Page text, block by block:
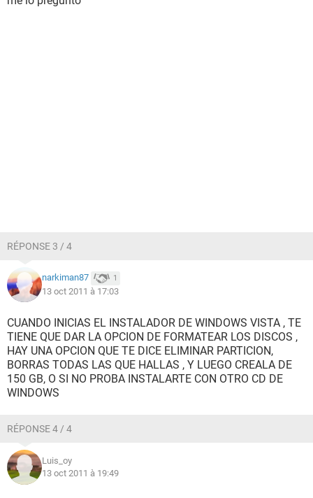
RÉPONSE 3 / 4
narkiman87 1
13 oct 2011 à 17:03
CUANDO INICIAS EL INSTALADOR DE WINDOWS VISTA , TE
TIENE QUE DAR LA OPCION DE FORMATEAR LOS DISCOS ,
HAY UNA OPCION QUE TE DICE ELIMINAR PARTICION,
BORRAS TODAS LAS QUE HALLAS , Y LUEGO CREALA DE
150 GB, O SI NO PROBA INSTALARTE CON OTRO CD DE
WINDOWS
RÉPONSE 4 / 4
Luis_oy
13 oct 2011 à 19:49